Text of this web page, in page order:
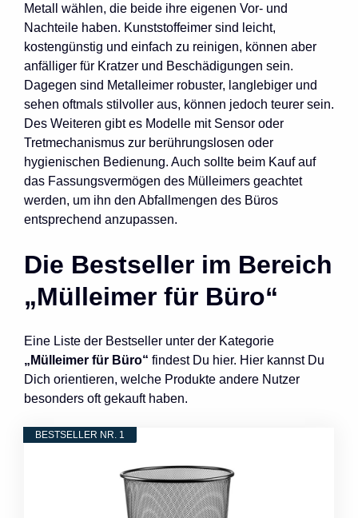
Metall wählen, die beide ihre eigenen Vor- und
Nachteile haben. Kunststoffeimer sind leicht,
kostengünstig und einfach zu reinigen, können aber
anfälliger für Kratzer und Beschädigungen sein.
Dagegen sind Metalleimer robuster, langlebiger und
sehen oftmals stilvoller aus, können jedoch teurer sein.
Des Weiteren gibt es Modelle mit Sensor oder
Tretmechanismus zur berührungslosen oder
hygienischen Bedienung. Auch sollte beim Kauf auf
das Fassungsvermögen des Mülleimers geachtet
werden, um ihn den Abfallmengen des Büros
entsprechend anzupassen.
Die Bestseller im Bereich
„Mülleimer für Büro“
Eine Liste der Bestseller unter der Kategorie
„Mülleimer für Büro“ findest Du hier. Hier kannst Du
Dich orientieren, welche Produkte andere Nutzer
besonders oft gekauft haben.
BESTSELLER NR. 1